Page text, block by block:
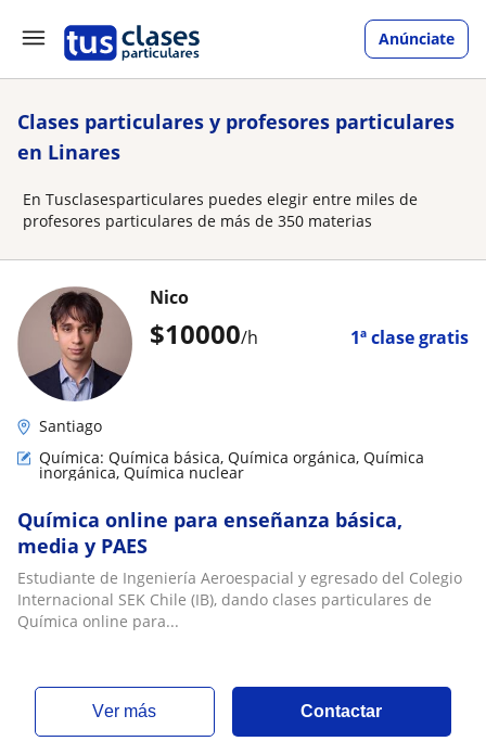
Anúnciate
Clases particulares y profesores particulares
en Linares
En Tusclasesparticulares puedes elegir entre miles de
profesores particulares de más de 350 materias
$10000/h 1ª clase gratis
Nico
Santiago
Química: Química básica, Química orgánica, Química
inorgánica, Química nuclear
Química online para enseñanza básica,
media y PAES
Estudiante de Ingeniería Aeroespacial y egresado del Colegio
Internacional SEK Chile (IB), dando clases particulares de
Química online para...
ver más Contactar